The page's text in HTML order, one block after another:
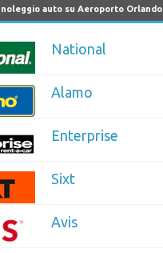
noleggio auto su Aeroporto Orlando
National
Alamo
Enterprise
Sixt
Avis